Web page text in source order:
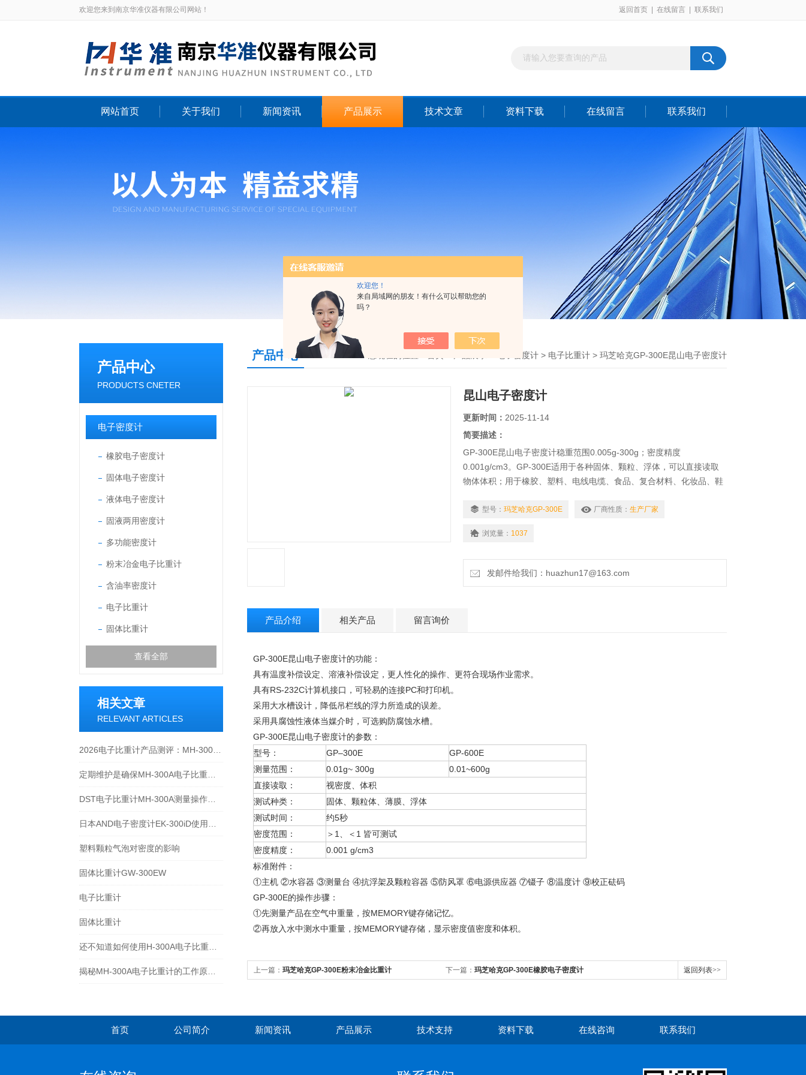
欢迎您！
来自局域网的朋友！有什么可以帮助您的
吗？
欢迎您来到南京华准仪器有限公司网站！ 返回首页 在线留言 联系我们
网站首页 关于我们 新闻资讯 产品展示 技术文章 资料下载 在线留言 联系我们
产品中心
PRODUCTS CNETER
电子密度计
橡胶电子密度计
固体电子密度计
液体电子密度计
固液两用密度计
多功能密度计
粉末冶金电子比重计
含油率密度计
电子比重计
固体比重计
查看全部
相关文章
RELEVANT ARTICLES
塑料颗粒气泡对密度的影响
固体比重计GW-300EW
电子比重计
固体比重计
产品中心 电子密度计 > 电子比重计 > 玛芝哈克GP-300E昆山电子密度计
昆山电子密度计
更新时间： 2025-11-14
简要描述：
GP-300E昆山电子密度计稳重范围0.005g-300g；密度精度
0.001g/cm3。GP-300E适用于各种固体、颗粒、浮体，可以直接读取
物体体积；用于橡胶、塑料、电线电缆、食品、复合材料、化妆品、鞋
型号： 玛芝哈克GP-300E 厂商性质： 生产厂家
浏览量： 1037
发邮件给我们：huazhun17@163.com
产品介绍 相关产品 留言询价
GP-300E昆山电子密度计的功能：
具有温度补偿设定、溶液补偿设定，更人性化的操作、更符合现场作业需求。
具有RS-232C计算机接口，可轻易的连接PC和打印机。
采用大水槽设计，降低吊栏线的浮力所造成的误差。
采用具腐蚀性液体当媒介时，可选购防腐蚀水槽。
GP-300E昆山电子密度计的参数：
型号：
GP–300E
GP-600E
测量范围：
0.01g~ 300g
0.01~600g
直接读取：
视密度、体积
测试种类：
固体、颗粒体、薄膜、浮体
测试时间：
约5秒
密度范围：
＞1、＜1 皆可测试
密度精度：
0.001 g/cm3
标准附件：
①主机 ②水容器 ③测量台 ④抗浮架及颗粒容器 ⑤防风罩 ⑥电源供应器 ⑦镊子 ⑧温度计 ⑨校正砝码
GP-300E的操作步骤：
①先测量产品在空气中重量，按MEMORY键存储记忆。
②再放入水中测水中重量，按MEMORY键存储，显示密度值密度和体积。
上一篇： 玛芝哈克GP-300E粉末冶金比重计 下一篇： 玛芝哈克GP-300E橡胶电子密度计 返回列表>>
首页 公司简介 新闻资讯 产品展示 技术支持 资料下载 在线咨询 联系我们